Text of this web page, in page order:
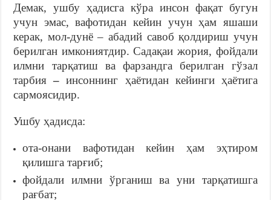
Демак, ушбу ҳадисга кўра инсон фақат бугун
учун эмас, вафотидан кейин учун ҳам яшаши
керак, мол-дунё – абадий савоб қолдириш учун
берилган имкониятдир. Садақаи жория, фойдали
илмни тарқатиш ва фарзандга берилган гўзал
тарбия– инсоннинг ҳаётидан кейинги ҳаётига
сармоясидир.
Ушбу ҳадисда:
ота-онани вафотидан кейин ҳам эҳтиром
қилишга тарғиб;
фойдали илмни ўрганиш ва уни тарқатишга
рағбат;